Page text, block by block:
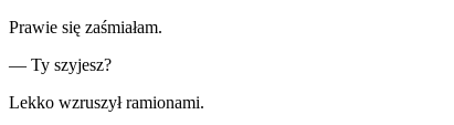
Prawie się zaśmiałam.
— Ty szyjesz?
Lekko wzruszył ramionami.